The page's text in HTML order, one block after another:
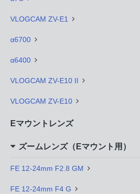
VLOGCAM ZV-E1
α6700
α6400
VLOGCAM ZV-E10 II
VLOGCAM ZV-E10
Eマウントレンズ
ズームレンズ（Eマウント用）
FE 12-24mm F2.8 GM
FE 12-24mm F4 G